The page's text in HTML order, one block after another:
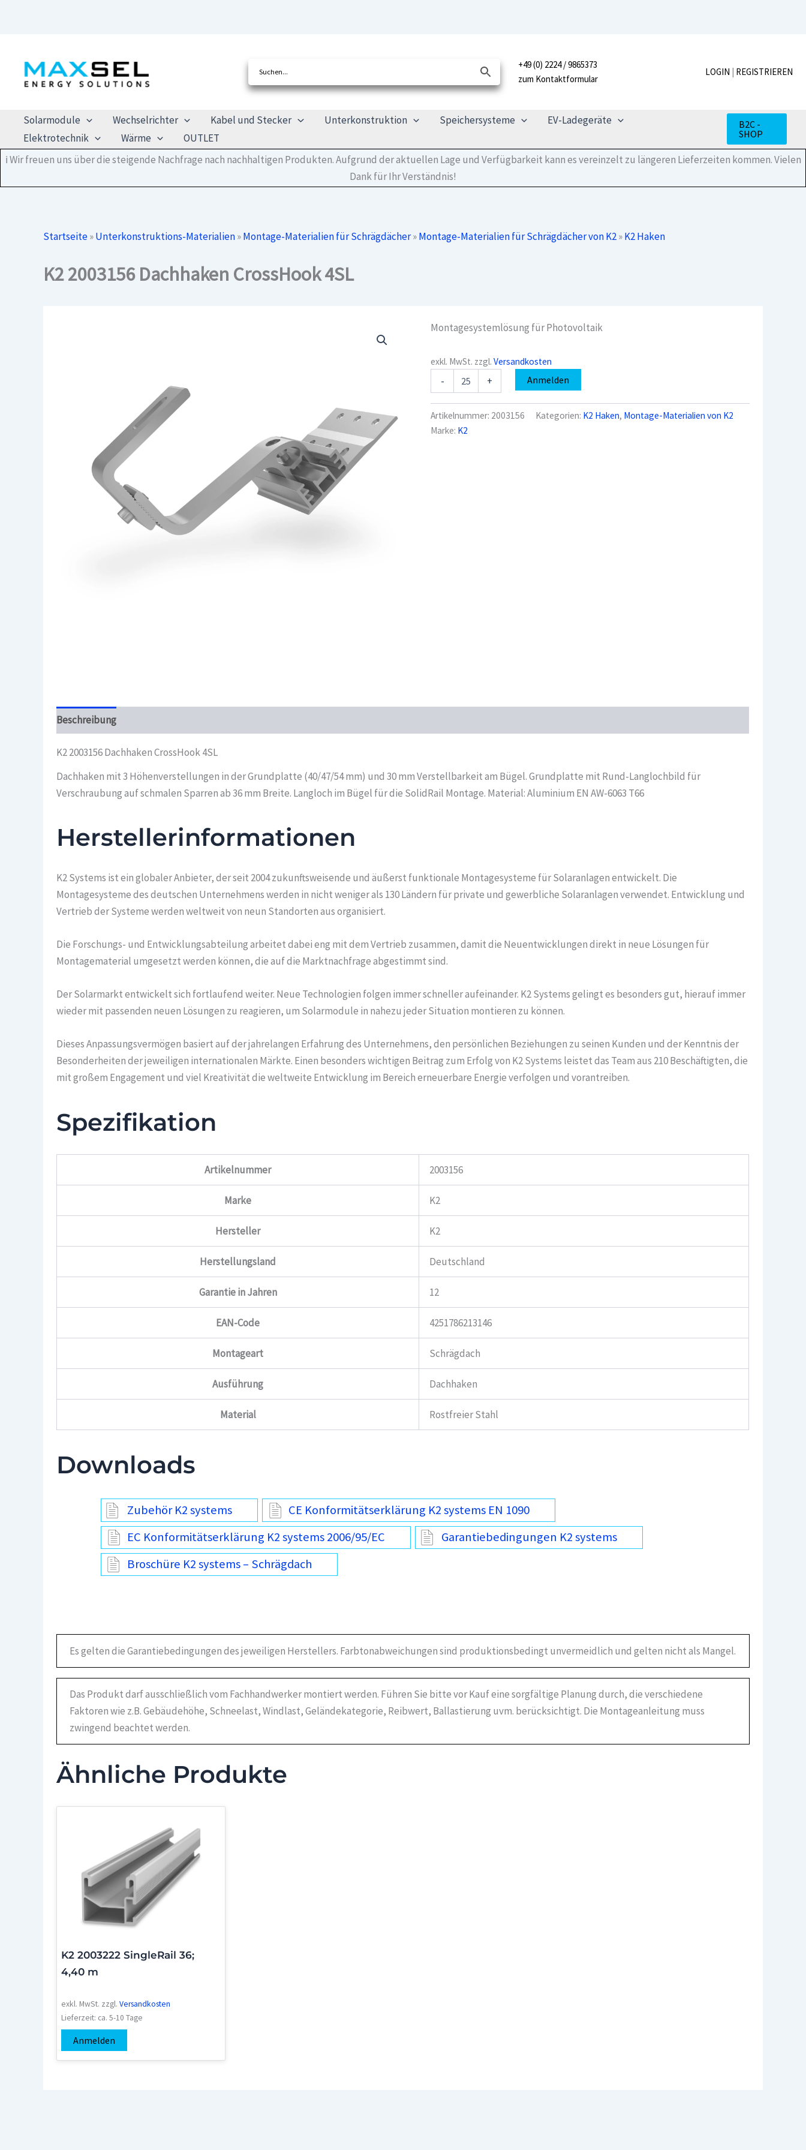
Inhalt
springen
+49 (0) 2224 / 9865373
zum Kontaktformular
LOGIN | REGISTRIEREN
Solarmodule Wechselrichter Kabel und Stecker Unterkonstruktion Speichersysteme
EV-Ladegeräte
Elektrotechnik
Wärme OUTLET
B2C -
SHOP
ℹ️ Wir freuen uns über die steigende Nachfrage nach nachhaltigen Produkten. Aufgrund der aktuellen Lage und Verfügbarkeit kann es vereinzelt zu längeren Lieferzeiten kommen. Vielen
Dank für Ihr Verständnis!
Startseite»Unterkonstruktions-Materialien»Montage-Materialien für Schrägdächer»Montage-Materialien für Schrägdächer von K2»K2 Haken
K2 2003156 Dachhaken CrossHook 4SL
Montagesystemlösung für Photovoltaik
exkl. MwSt. zzgl.Versandkosten
-
2003156
CrossHook
4SL
Menge
+ Anmelden
Artikelnummer: 2003156 Kategorien: K2 Haken, Montage-Materialien von K2
Marke: K2
Beschreibung
K2 2003156 Dachhaken CrossHook 4SL
Dachhaken mit 3 Höhenverstellungen in der Grundplatte (40/47/54 mm) und 30 mm Verstellbarkeit am Bügel. Grundplatte mit Rund-Langlochbild für
Verschraubung auf schmalen Sparren ab 36 mm Breite. Langloch im Bügel für die SolidRail Montage. Material: Aluminium EN AW-6063 T66
Herstellerinformationen
K2 Systems ist ein globaler Anbieter, der seit 2004 zukunftsweisende und äußerst funktionale Montagesysteme für Solaranlagen entwickelt. Die
Montagesysteme des deutschen Unternehmens werden in nicht weniger als 130 Ländern für private und gewerbliche Solaranlagen verwendet. Entwicklung und
Vertrieb der Systeme werden weltweit von neun Standorten aus organisiert.
Die Forschungs- und Entwicklungsabteilung arbeitet dabei eng mit dem Vertrieb zusammen, damit die Neuentwicklungen direkt in neue Lösungen für
Montagematerial umgesetzt werden können, die auf die Marktnachfrage abgestimmt sind.
Der Solarmarkt entwickelt sich fortlaufend weiter. Neue Technologien folgen immer schneller aufeinander. K2 Systems gelingt es besonders gut, hierauf immer
wieder mit passenden neuen Lösungen zu reagieren, um Solarmodule in nahezu jeder Situation montieren zu können.
Dieses Anpassungsvermögen basiert auf der jahrelangen Erfahrung des Unternehmens, den persönlichen Beziehungen zu seinen Kunden und der Kenntnis der
Besonderheiten der jeweiligen internationalen Märkte. Einen besonders wichtigen Beitrag zum Erfolg von K2 Systems leistet das Team aus 210 Beschäftigten, die
mit großem Engagement und viel Kreativität die weltweite Entwicklung im Bereich erneuerbare Energie verfolgen und vorantreiben.
Spezifikation
Artikelnummer 2003156
Marke K2
Hersteller K2
Herstellungsland Deutschland
Garantie in Jahren 12
EAN-Code 4251786213146
Montageart Schrägdach
Ausführung Dachhaken
Material Rostfreier Stahl
Downloads
Zubehör K2 systems
CE Konformitätserklärung K2 systems EN 1090
EC Konformitätserklärung K2 systems 2006/95/EC
Garantiebedingungen K2 systems
Broschüre K2 systems – Schrägdach
Es gelten die Garantiebedingungen des jeweiligen Herstellers. Farbtonabweichungen sind produktionsbedingt unvermeidlich und gelten nicht als Mangel.
Das Produkt darf ausschließlich vom Fachhandwerker montiert werden. Führen Sie bitte vor Kauf eine sorgfältige Planung durch, die verschiedene
Faktoren wie z.B. Gebäudehöhe, Schneelast, Windlast, Geländekategorie, Reibwert, Ballastierung uvm. berücksichtigt. Die Montageanleitung muss
zwingend beachtet werden.
Ähnliche Produkte
K2 2003222 SingleRail 36;
4,40 m
exkl. MwSt. zzgl.Versandkosten
Lieferzeit: ca. 5-10 Tage
Anmelden